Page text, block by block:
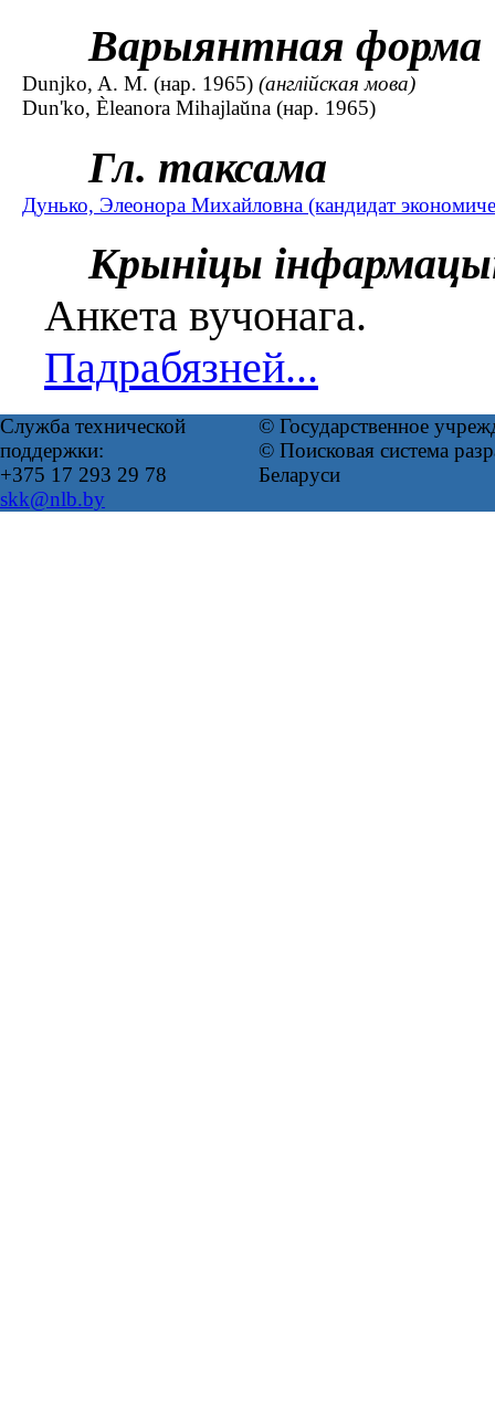
Варыянтная форма
Dunjko, A. M. (нар. 1965) (англійская мова)
Dun'ko, Èleanora Mihajlaŭna (нар. 1965)
Гл. таксама
Дунько, Элеонора Михайловна (кандидат
Крыніцы
Анкета вучонага.
Падрабязней...
Служба технической
поддержки:
+375 17 293 29 78
skk@nlb.by
© Государственное
© Поисковая система
Беларуси